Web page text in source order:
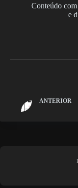
Conteúdo
e
ANTERIOR